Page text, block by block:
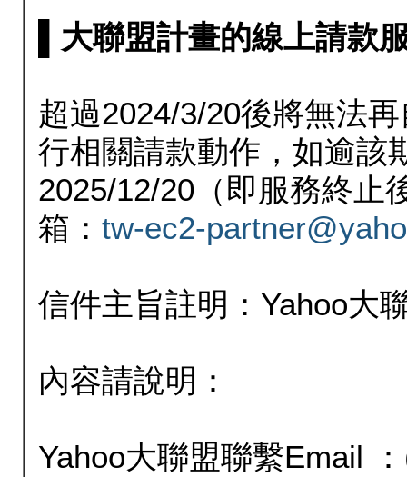
▌大聯盟計畫的線上請款
超過2024/3/20後將無法
行相關請款動作，如逾該
2025/12/20（即服務終止
箱： tw-ec2-
信件主旨註明：Yahoo大
內容請說明：
Yahoo大聯盟聯繫Email